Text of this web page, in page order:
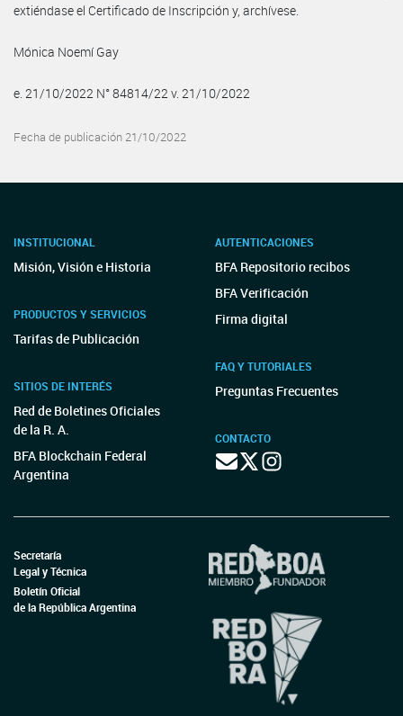
extiéndase el Certificado de Inscripción y, archívese.
Mónica Noemí Gay
e. 21/10/2022 N° 84814/22 v. 21/10/2022
Fecha de publicación 21/10/2022
INSTITUCIONAL
Misión, Visión e Historia
PRODUCTOS Y SERVICIOS
Tarifas de Publicación
SITIOS DE INTERÉS
Red de Boletines Oficiales
de la R. A.
BFA Blockchain Federal
Argentina
AUTENTICACIONES
BFA Repositorio recibos
BFA Verificación
Firma digital
FAQ Y TUTORIALES
Preguntas Frecuentes
CONTACTO
Secretaría
Legal y Técnica
Boletín Oficial
de la República Argentina